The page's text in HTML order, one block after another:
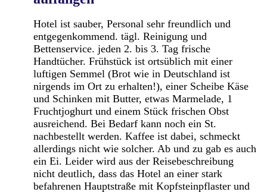
Hotel ist sauber, Personal sehr freundlich und
entgegenkommend. tägl. Reinigung und
Bettenservice. jeden 2. bis 3. Tag frische
Handtücher. Frühstück ist ortsüblich mit einer
luftigen Semmel (Brot wie in Deutschland ist
nirgends im Ort zu erhalten!), einer Scheibe Käse
und Schinken mit Butter, etwas Marmelade, 1
Fruchtjoghurt und einem Stück frischen Obst
ausreichend. Bei Bedarf kann noch ein St.
nachbestellt werden. Kaffee ist dabei, schmeckt
allerdings nicht wie solcher. Ab und zu gab es auch
ein Ei. Leider wird aus der Reisebeschreibung
nicht deutlich, dass das Hotel an einer stark
befahrenen Hauptstraße mit Kopfsteinpflaster und